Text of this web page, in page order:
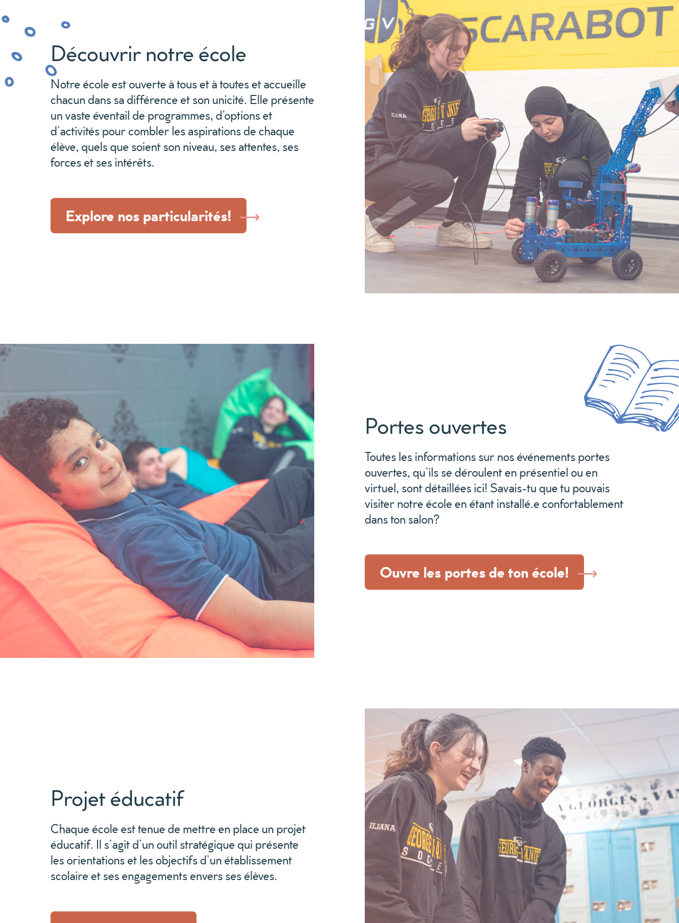
Découvrir notre école
Notre école est ouverte à tous et à toutes et accueille
chacun dans sa différence et son unicité. Elle présente
un vaste éventail de programmes, d’options et
d’activités pour combler les aspirations de chaque
élève, quels que soient son niveau, ses attentes, ses
forces et ses intérêts.
Explore nos particularités!
Portes ouvertes
Toutes les informations sur nos événements portes
ouvertes, qu’ils se déroulent en présentiel ou en
virtuel, sont détaillées ici! Savais-tu que tu pouvais
visiter notre école en étant installé.e confortablement
dans ton salon?
Ouvre les portes de ton école!
Projet éducatif
Chaque école est tenue de mettre en place un projet
éducatif. Il s’agit d’un outil stratégique qui présente
les orientations et les objectifs d’un établissement
scolaire et ses engagements envers ses élèves.